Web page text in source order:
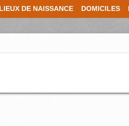
LIEUX DE NAISSANCE DOMICILES